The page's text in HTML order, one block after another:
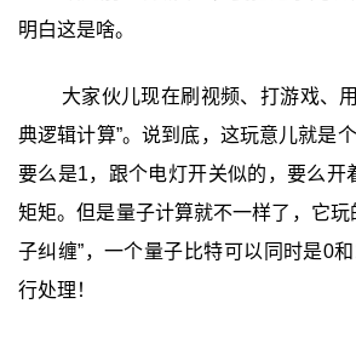
明白这是啥。
大家伙儿现在刷视频、打游戏、
典逻辑计算”。说到底，这玩意儿就是
要么是1，跟个电灯开关似的，要么开
矩矩。但是量子计算就不一样了，它玩
子纠缠”，一个量子比特可以同时是0
行处理！